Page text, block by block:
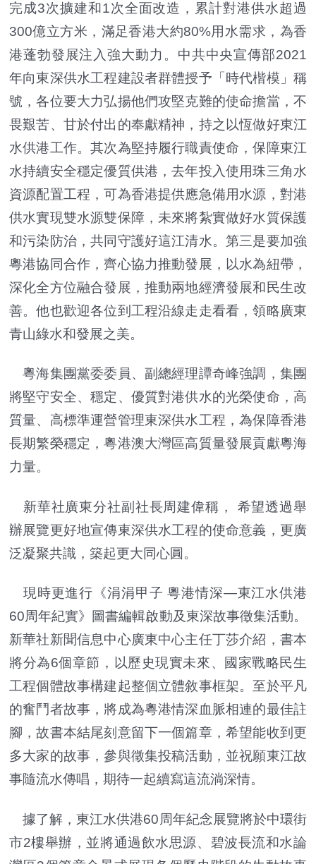
完成3次擴建和1次全面改造，累計對港供水超過
300億立方米，滿足香港大約80%用水需求，為香
港蓬勃發展注入強大動力。中共中央宣傳部2021
年向東深供水工程建設者群體授予「時代楷模」稱
號，各位要大力弘揚他們攻堅克難的使命擔當，不
畏艱苦、甘於付出的奉獻精神，持之以恆做好東江
水供港工作。其次為堅持履行職責使命，保障東江
水持續安全穩定優質供港，去年投入使用珠三角水
資源配置工程，可為香港提供應急備用水源，對港
供水實現雙水源雙保障，未來將紮實做好水質保護
和污染防治，共同守護好這江清水。第三是要加強
粵港協同合作，齊心協力推動發展，以水為紐帶，
深化全方位融合發展，推動兩地經濟發展和民生改
善。他也歡迎各位到工程沿線走走看看，領略廣東
青山綠水和發展之美。
粵海集團黨委委員、副總經理譚奇峰強調，集團
將堅守安全、穩定、優質對港供水的光榮使命，高
質量、高標準運營管理東深供水工程，為保障香港
長期繁榮穩定，粵港澳大灣區高質量發展貢獻粵海
力量。
新華社廣東分社副社長周建偉稱， 希望透過舉
辦展覽更好地宣傳東深供水工程的使命意義，更廣
泛凝聚共識，築起更大同心圓。
現時更進行《涓涓甲子 粵港情深—東江水供港
60周年紀實》圖書編輯啟動及東深故事徵集活動。
新華社新聞信息中心廣東中心主任丁莎介紹，書本
將分為6個章節，以歷史現實未來、國家戰略民生
工程個體故事構建起整個立體敘事框架。至於平凡
的奮鬥者故事，將成為粵港情深血脈相連的最佳註
腳，故書本結尾刻意留下一個篇章，希望能收到更
多大家的故事，參與徵集投稿活動，並祝願東江故
事隨流水傳唱，期待一起續寫這流淌深情。
據了解，東江水供港60周年紀念展覽將於中環街
市2樓舉辦，並將通過飲水思源、碧波長流和水論